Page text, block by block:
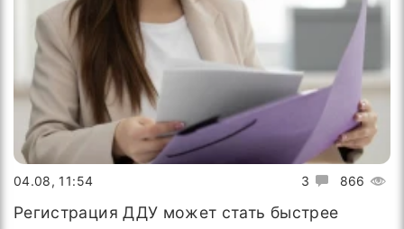
3 866
04.08, 11:54
Регистрация ДДУ может стать быстрее